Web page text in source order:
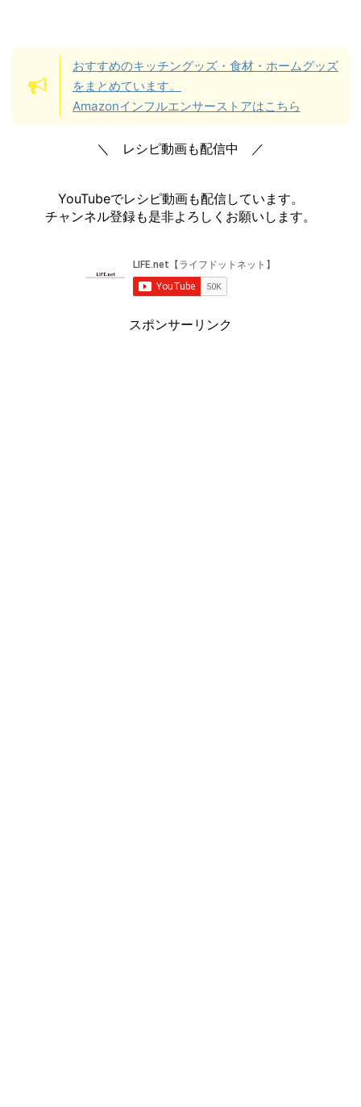
おすすめのキッチングッズ・食材・ホームグッズ
をまとめています。
Amazonインフルエンサーストアはこちら
＼ レシピ動画も配信中 ／
YouTubeでレシピ動画も配信しています。
チャンネル登録も是非よろしくお願いします。
スポンサーリンク